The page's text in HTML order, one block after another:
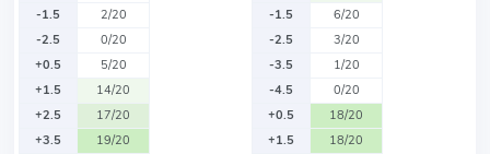
-1.5
2/20
-2.5
0/20
+0.5
5/20
+1.5
14/20
+2.5
17/20
+3.5
19/20
-1.5
6/20
-2.5
3/20
-3.5
1/20
-4.5
0/20
+0.5
18/20
+1.5
18/20